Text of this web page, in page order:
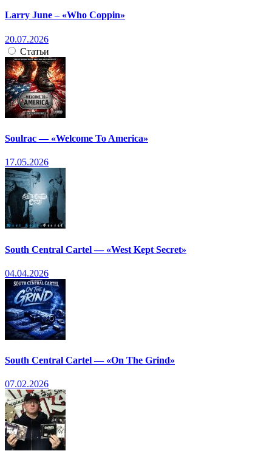
Larry June – «Who Coppin»
20.07.2026
Статьи
Soulrac — «Welcome To America»
17.05.2026
South Central Cartel — «West Kept Secret»
04.04.2026
South Central Cartel — «On The Grind»
07.02.2026